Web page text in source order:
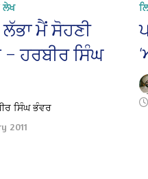
ਲੇਖ
ਮੈਂ ਸੋਹਣੀ
ਹਰਬੀਰ ਸਿੰਘ
ਸਿੰਘ ਭੰਵਰ
2011